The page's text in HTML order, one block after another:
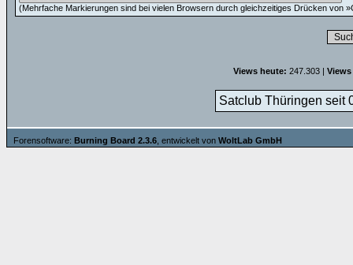
(Mehrfache Markierungen sind bei vielen Browsern durch gleichzeitiges Drücken von
Views heute: 247.303 |
Satclub Thüringen seit
Forensoftware: Burning Board 2.3.6 , entwickelt von WoltLab GmbH